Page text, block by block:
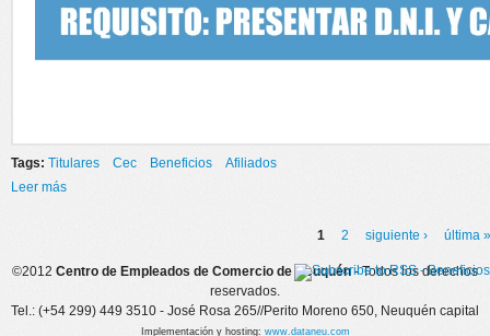
Tags: Titulares Cec Beneficios
Afiliados
Leer más
1 2 siguiente › última »
©2012 Centro de Empleados de Comercio de Neuquén- Todos los derechos
reservados.
Tel.: (+54 299) 449 3510 - José Rosa 265//Perito Moreno 650, Neuquén capital
Implementación y hosting: www.dataneu.com